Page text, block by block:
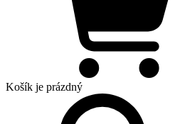
Košík je prázdný